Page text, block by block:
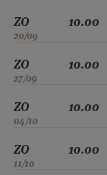
ZO
20/09
10.00
ZO
27/09
10.00
ZO
04/10
10.00
ZO
11/10
10.00